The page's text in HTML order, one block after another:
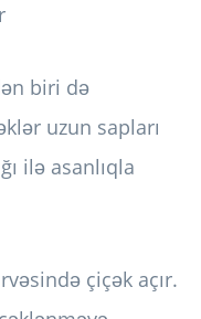
biri də
uzun sapları
ilə asanlıqla
çiçək açır.